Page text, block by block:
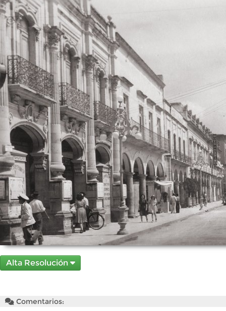
Alta Resolución
Comentarios: